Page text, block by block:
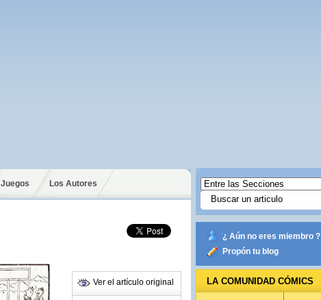
Juegos Los Autores
Ver el artículo original
¿ Aún no eres miembro ?
Propón tu blog
LA COMUNIDAD CÓMICS